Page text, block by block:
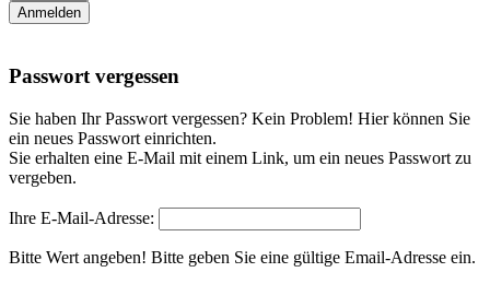
Anmelden
Passwort vergessen
Sie haben Ihr Passwort vergessen? Kein Problem! Hier können Sie
ein neues Passwort einrichten.
Sie erhalten eine E-Mail mit einem Link, um ein neues Passwort zu
vergeben.
Ihre E-Mail-Adresse:
Bitte Wert angeben! Bitte geben Sie eine gültige Email-Adresse ein.